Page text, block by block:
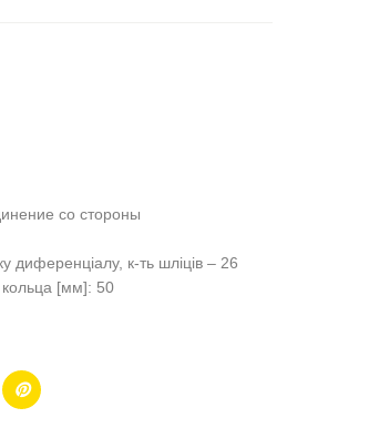
со стороны
диференціалу, к-ть шліців – 26
кольца [мм]: 50